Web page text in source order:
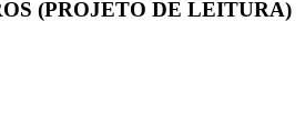
(PROJETO DE LEITURA)